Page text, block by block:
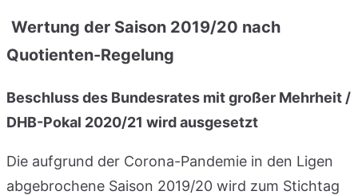
Wertung der Saison 2019/20 nach
Quotienten-Regelung
Beschluss des Bundesrates mit großer Mehrheit /
DHB-Pokal 2020/21 wird ausgesetzt
Die aufgrund der Corona-Pandemie in den Ligen
abgebrochene Saison 2019/20 wird zum Stichtag